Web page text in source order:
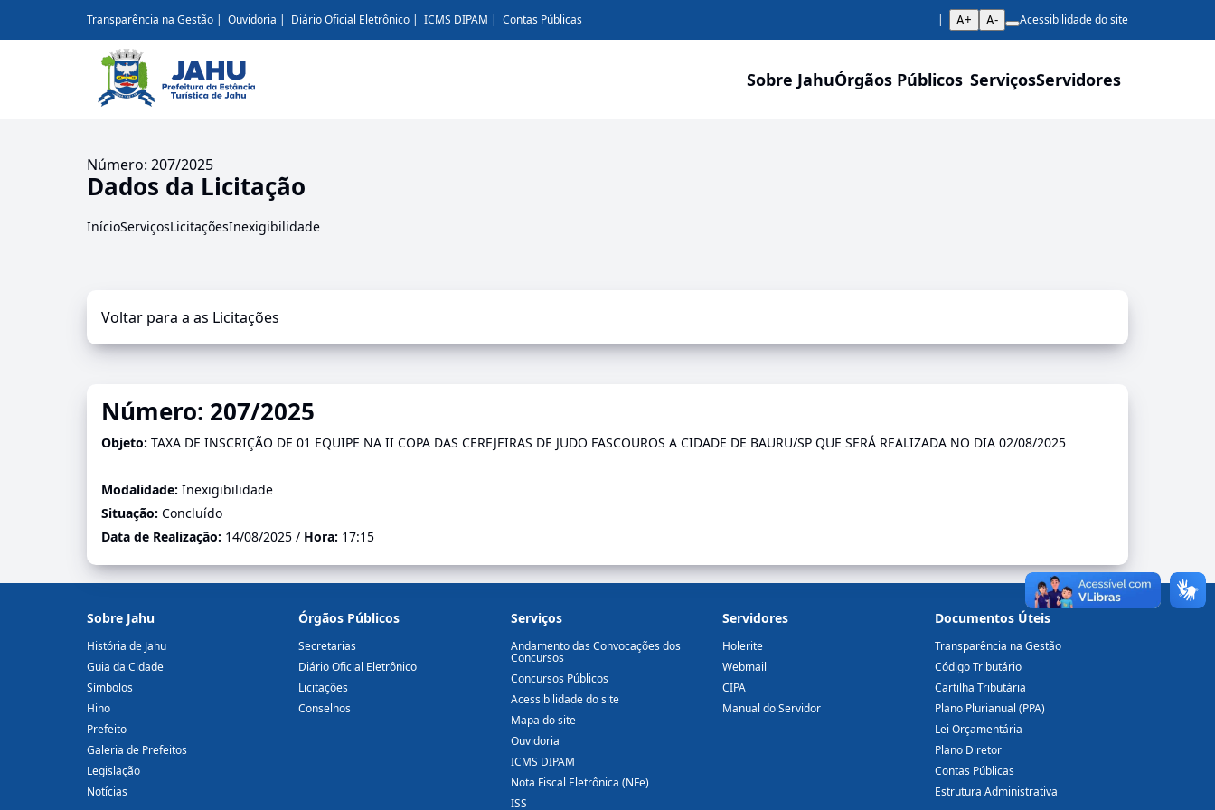
Transparência na Gestão Ouvidoria Diário Oficial Eletrônico ICMS DIPAM Contas Públicas A+ A- Acessibilidade do site
Sobre JahuÓrgãos Públicos ServiçosServidores
Número: 207/2025
Dados da Licitação
InícioServiçosLicitaçõesInexigibilidade
Voltar para a as Licitações
Número: 207/2025
Objeto: TAXA DE INSCRIÇÃO DE 01 EQUIPE NA II COPA DAS CEREJEIRAS DE JUDO FASCOUROS A CIDADE DE BAURU/SP QUE SERÁ REALIZADA NO DIA 02/08/2025
Modalidade: Inexigibilidade
Situação: Concluído
Data de Realização: 14/08/2025 / Hora: 17:15
Sobre Jahu
História de Jahu
Guia da Cidade
Símbolos
Hino
Prefeito
Galeria de Prefeitos
Legislação
Notícias
Órgãos Públicos
Secretarias
Diário Oficial Eletrônico
Licitações
Conselhos
Serviços
Andamento das Convocações dos
Concursos
Concursos Públicos
Acessibilidade do site
Mapa do site
Ouvidoria
ICMS DIPAM
Nota Fiscal Eletrônica (NFe)
ISS
Servidores
Holerite
Webmail
CIPA
Manual do Servidor
Documentos Úteis
Transparência na Gestão
Código Tributário
Cartilha Tributária
Plano Plurianual (PPA)
Lei Orçamentária
Plano Diretor
Contas Públicas
Estrutura Administrativa